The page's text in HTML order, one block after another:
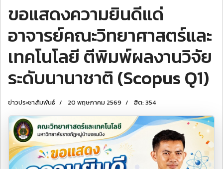
ขอแสดงความยินดีแด่
อาจารย์คณะวิทยาศาสตร์และ
เทคโนโลยี ตีพิมพ์ผลงานวิจัย
ระดับนานาชาติ (Scopus Q1)
ข่าวประชาสัมพันธ์ 20 พฤษภาคม 2569 ฮิต: 354